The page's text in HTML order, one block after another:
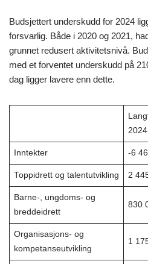
Budsjettert underskudd for 2024
forsvarlig. Både i 2020 og 2021,
grunnet redusert aktivitetsnivå.
med et forventet underskudd på
dag ligger lavere enn dette.
2024
Inntekter -6
Toppidrett og talentutvikling 2
Barne-, ungdoms- og
breddeidrett
830
Organisasjons- og
kompetanseutvikling
1